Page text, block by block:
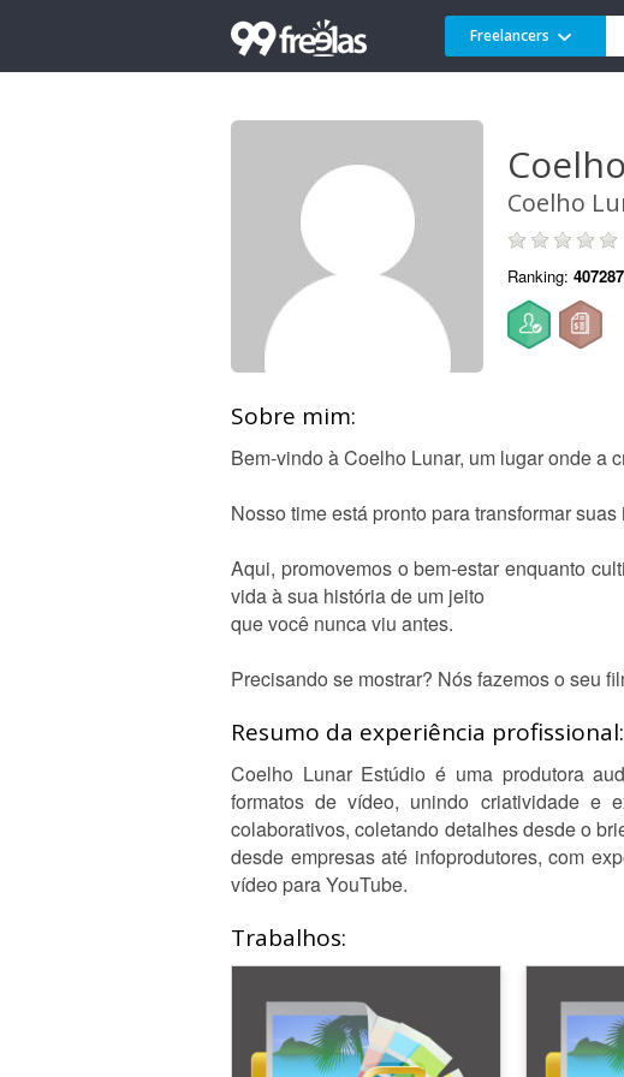
Freelancers
Coelho
Ranking: 407287
Sobre mim:
Bem-vindo à Coelho Lunar, um lugar onde a
Nosso time está pronto para transformar
Aqui, promovemos o bem-estar enquanto
vida à sua história de um jeito
que você nunca viu antes.
Precisando se mostrar? Nós fazemos o seu
Resumo da experiência profissional:
Coelho Lunar Estúdio é uma produtora
formatos de vídeo, unindo criatividade e
colaborativos, coletando detalhes desde o
desde empresas até infoprodutores, com
vídeo para YouTube.
Trabalhos: